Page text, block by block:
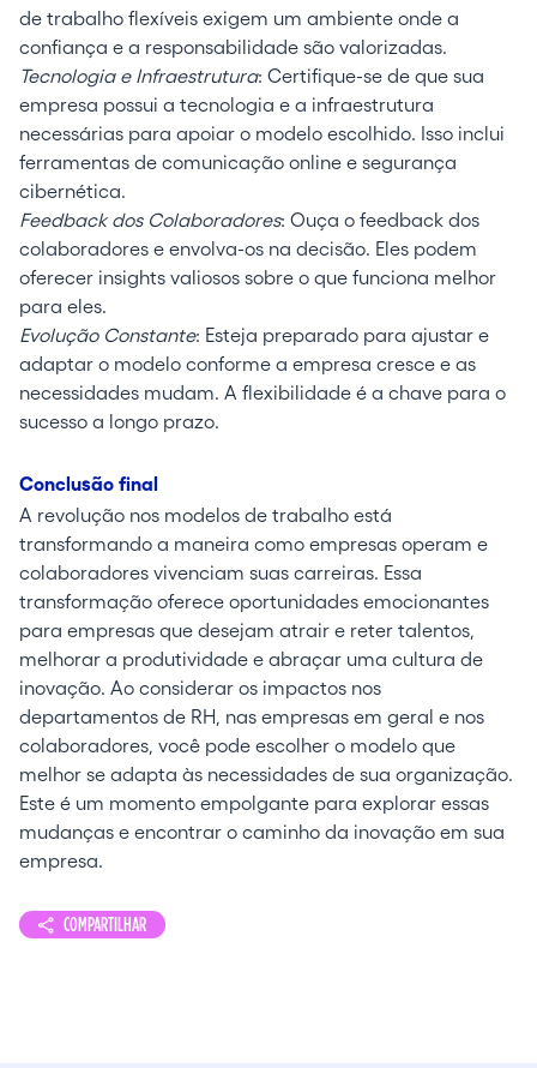
de trabalho flexíveis exigem um ambiente onde a
confiança e a responsabilidade são valorizadas.
Tecnologia e Infraestrutura: Certifique-se de que sua
empresa possui a tecnologia e a infraestrutura
necessárias para apoiar o modelo escolhido. Isso inclui
ferramentas de comunicação online e segurança
cibernética.
Feedback dos Colaboradores: Ouça o feedback dos
colaboradores e envolva-os na decisão. Eles podem
oferecer insights valiosos sobre o que funciona melhor
para eles.
Evolução Constante: Esteja preparado para ajustar e
adaptar o modelo conforme a empresa cresce e as
necessidades mudam. A flexibilidade é a chave para o
sucesso a longo prazo.
Conclusão final
A revolução nos modelos de trabalho está
transformando a maneira como empresas operam e
colaboradores vivenciam suas carreiras. Essa
transformação oferece oportunidades emocionantes
para empresas que desejam atrair e reter talentos,
melhorar a produtividade e abraçar uma cultura de
inovação. Ao considerar os impactos nos
departamentos de RH, nas empresas em geral e nos
colaboradores, você pode escolher o modelo que
melhor se adapta às necessidades de sua organização.
Este é um momento empolgante para explorar essas
mudanças e encontrar o caminho da inovação em sua
empresa.
COMPARTILHAR